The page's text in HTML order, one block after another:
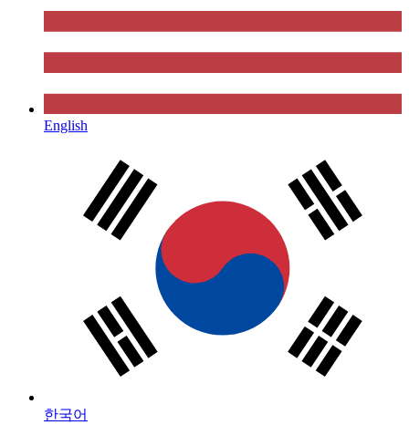
English
한국어